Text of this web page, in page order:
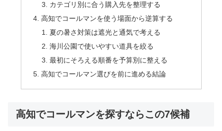
カテゴリ別に合う購入先を整理する
高知でコールマンを使う場面から逆算する
夏の暑さ対策は遮光と通気で考える
海川公園で使いやすい道具を絞る
最初にそろえる順番を予算別に整える
高知でコールマン選びを前に進める結論
高知でコールマンを探すならこの7候補